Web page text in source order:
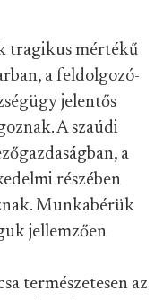
tragikus mértékű
a feldolgozó-
jelentős
A szaúdi
a
részében
Munkabérük
jellemzően
természetesen az